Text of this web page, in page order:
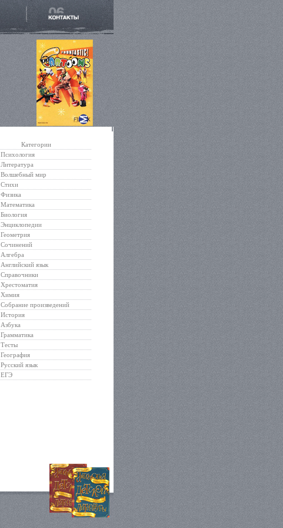
Категории
Психология
Литература
Волшебный мир
Стихи
Физика
Математика
Биология
Энциклопедии
Геометрия
Сочинений
Алгебра
Английский язык
Справочники
Хрестоматия
Химия
Собрание произведений
История
Азбука
Грамматика
Тесты
География
Русский язык
ЕГЭ